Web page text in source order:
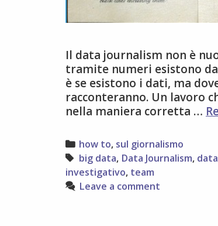
Il data journalism non è
tramite numeri esistono
è se esistono i dati, ma
racconteranno. Un lavoro
nella maniera corretta …
Categories
how to, sul giornalismo
Tags
big data, Data Journalism,
investigativo, team
Leave a comment